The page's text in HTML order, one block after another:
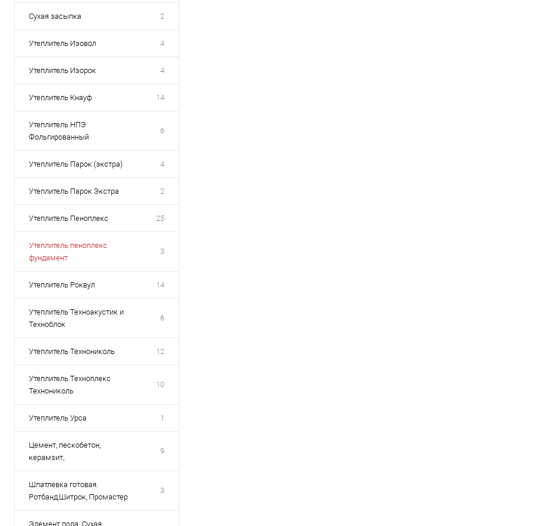
Сухая засыпка 2
Утеплитель Изовол 4
Утеплитель Изорок 4
Утеплитель Кнауф 14
Утеплитель НПЭ
Фольгированный
6
Утеплитель Парок (экстра) 4
Утеплитель Парок Экстра 2
Утеплитель Пеноплекс 25
Утеплитель пеноплекс
фундамент
3
Утеплитель Роквул 14
Утеплитель Техноакустик и
Техноблок
6
Утеплитель Технониколь 12
Утеплитель Техноплекс
Технониколь
10
Утеплитель Урса 1
Цемент, пескобетон,
керамзит,
9
Шпатлевка готовая.
Ротбанд,Шитрок, Промастер
3
Элемент пола. Сухая